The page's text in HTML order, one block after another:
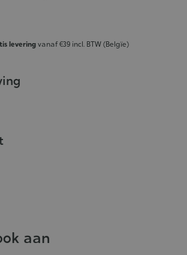
leveringvanaf €39 incl. BTW (Belgïe)
aan